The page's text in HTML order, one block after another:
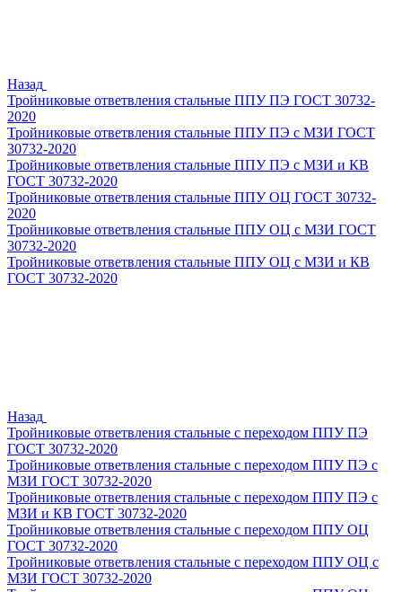
Назад
Тройниковые ответвления стальные ППУ ПЭ ГОСТ 30732-
2020
Тройниковые ответвления стальные ППУ ПЭ с МЗИ ГОСТ
30732-2020
Тройниковые ответвления стальные ППУ ПЭ с МЗИ и КВ
ГОСТ 30732-2020
Тройниковые ответвления стальные ППУ ОЦ ГОСТ 30732-
2020
Тройниковые ответвления стальные ППУ ОЦ с МЗИ ГОСТ
30732-2020
Тройниковые ответвления стальные ППУ ОЦ с МЗИ и КВ
ГОСТ 30732-2020
Назад
Тройниковые ответвления стальные с переходом ППУ ПЭ
ГОСТ 30732-2020
Тройниковые ответвления стальные с переходом ППУ ПЭ с
МЗИ ГОСТ 30732-2020
Тройниковые ответвления стальные с переходом ППУ ПЭ с
МЗИ и КВ ГОСТ 30732-2020
Тройниковые ответвления стальные с переходом ППУ ОЦ
ГОСТ 30732-2020
Тройниковые ответвления стальные с переходом ППУ ОЦ с
МЗИ ГОСТ 30732-2020